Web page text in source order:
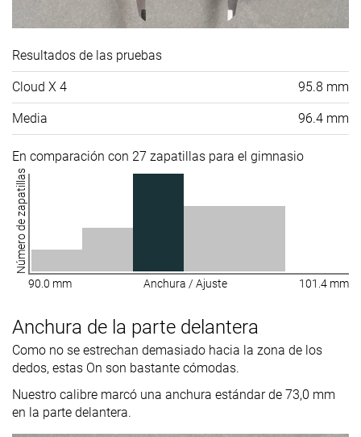
Resultados de las pruebas
Cloud X 4 95.8 mm
Media 96.4 mm
En comparación con 27 zapatillas para el gimnasio
Número de zapatillas
90.0 mm Anchura / Ajuste 101.4 mm
Anchura de la parte delantera
Como no se estrechan demasiado hacia la zona de los
dedos, estas On son bastante cómodas.
Nuestro calibre marcó una anchura estándar de 73,0 mm
en la parte delantera.